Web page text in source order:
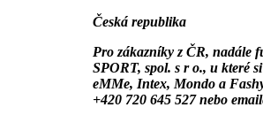
Česká republika
Pro zákazníky z ČR, nadále
SPORT, spol. s r o., u které
eMMe, Intex, Mondo a
+420 720 645 527 nebo